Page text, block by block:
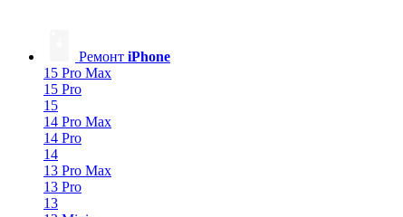
Ремонт iPhone
15 Pro Max
15 Pro
15
14 Pro Max
14 Pro
14
13 Pro Max
13 Pro
13